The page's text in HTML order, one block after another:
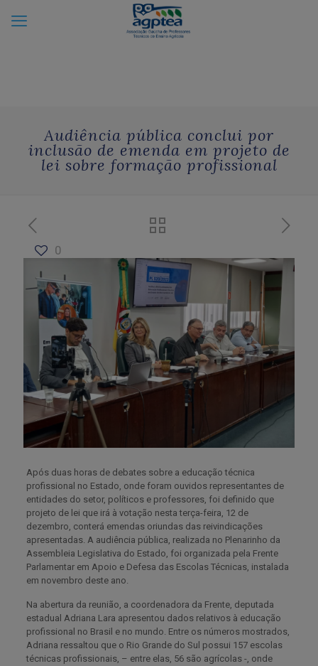
Audiência pública conclui por
inclusão de emenda em projeto de
lei sobre formação profissional
0
Após duas horas de debates sobre a educação técnica
profissional no Estado, onde foram ouvidos representantes de
entidades do setor, políticos e professores, foi definido que
projeto de lei que irá à votação nesta terça-feira, 12 de
dezembro, conterá emendas oriundas das reivindicações
apresentadas. A audiência pública, realizada no Plenarinho da
Assembleia Legislativa do Estado, foi organizada pela Frente
Parlamentar em Apoio e Defesa das Escolas Técnicas, instalada
em novembro deste ano.
Na abertura da reunião, a coordenadora da Frente, deputada
estadual Adriana Lara apresentou dados relativos à educação
profissional no Brasil e no mundo. Entre os números mostrados,
Adriana ressaltou que o Rio Grande do Sul possui 157 escolas
técnicas profissionais, – entre elas, 56 são agrícolas -, onde